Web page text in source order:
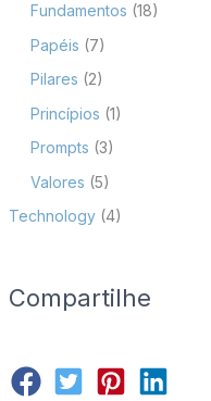
Fundamentos (18)
Papéis (7)
Pilares (2)
Princípios (1)
Prompts (3)
Valores (5)
Technology(4)
Compartilhe